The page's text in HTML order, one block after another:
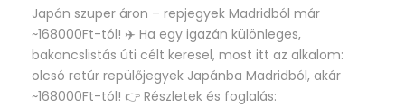
Japán szuper áron – repjegyek Madridból már
~168000Ft-tól! ✈️ Ha egy igazán különleges,
bakancslistás úti célt keresel, most itt az alkalom:
olcsó retúr repülőjegyek Japánba Madridból, akár
~168000Ft-tól! 👉 Részletek és foglalás: